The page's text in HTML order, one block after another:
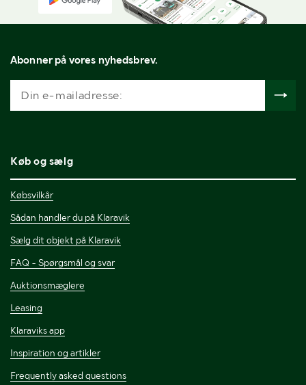
Abonner på vores nyhedsbrev.
Køb og sælg
Købsvilkår
Sådan handler du på Klaravik
Sælg dit objekt på Klaravik
FAQ - Spørgsmål og svar
Auktionsmæglere
Leasing
Klaraviks app
Inspiration og artikler
Frequently asked questions